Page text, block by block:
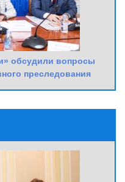
обсудили вопросы
преследования